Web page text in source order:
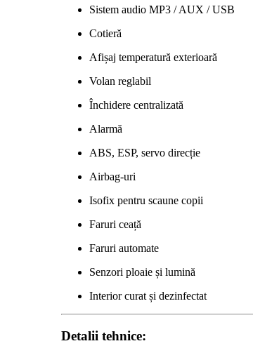
Sistem audio MP3 / AUX / USB
Cotieră
Afișaj temperatură exterioară
Volan reglabil
Închidere centralizată
Alarmă
ABS, ESP, servo direcție
Airbag-uri
Isofix pentru scaune copii
Faruri ceață
Faruri automate
Senzori ploaie și lumină
Interior curat și dezinfectat
Detalii tehnice: